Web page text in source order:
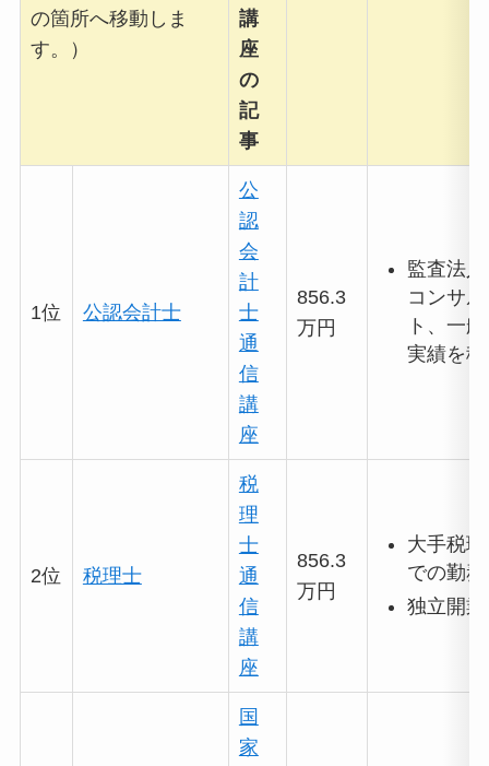
の箇所へ移動しま
す。）
講
座
の
記
事
1位 公認会計士
公
認
会
計
士
通
信
講
座
856.3
万円
監査法
コンサ
ト、一
実績を
2位 税理士
税
理
士
通
信
講
座
856.3
万円
大手税
での勤務
独立開業
国
家